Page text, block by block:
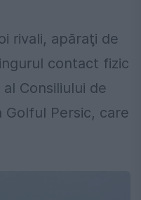
rivali, apăraţi de
contact fizic
Consiliului de
Persic, care